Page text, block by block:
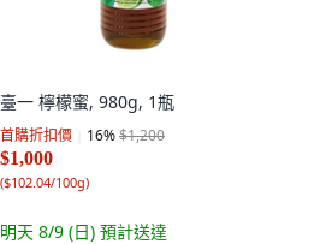
臺一 檸檬蜜, 980g, 1瓶
首購折扣價 16%$1,200
$1,000
($102.04/100g)
明天 8/9 (日) 預計送達